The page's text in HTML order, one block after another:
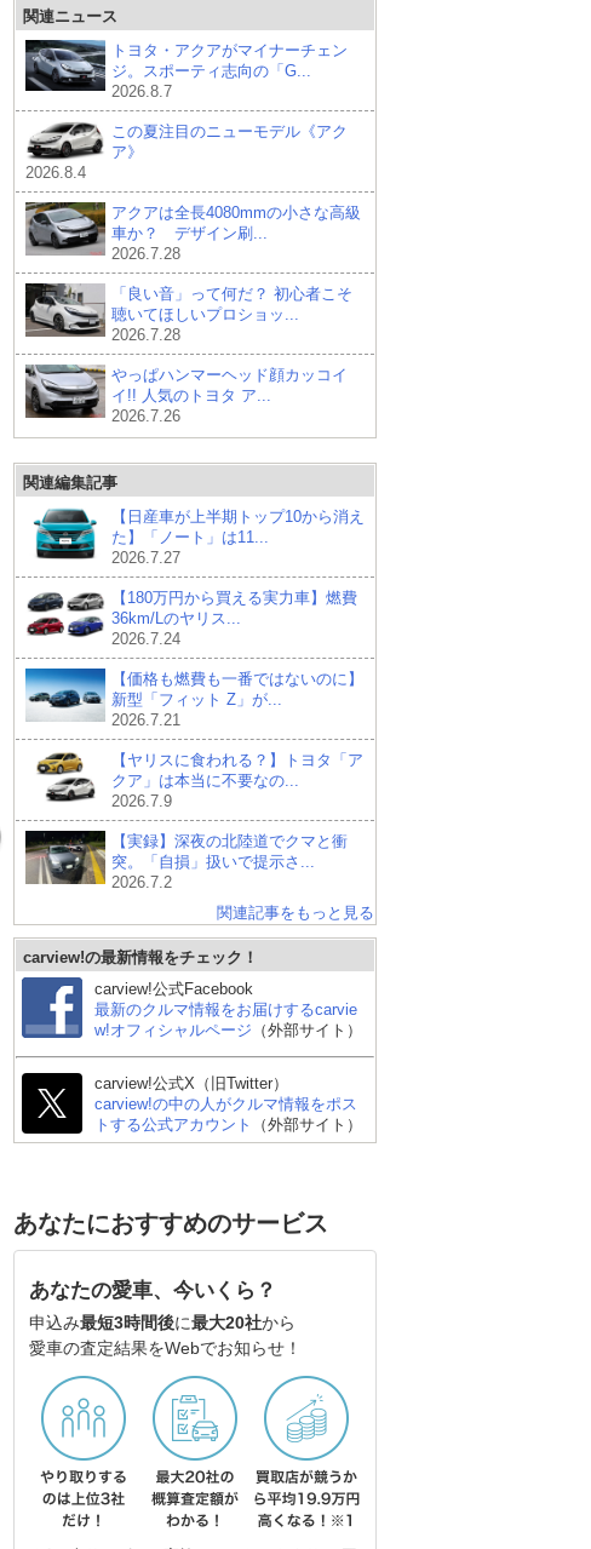
ダイハツ ミライース スズキ アルトラパン
関連ニュース
トヨタ・アクアがマイナーチェン
ジ。スポーティ志向の「G...
2026.8.7
この夏注目のニューモデル《アク
ア》
2026.8.4
アクアは全長4080mmの小さな高級
車か？ デザイン刷...
2026.7.28
「良い音」って何だ？ 初心者こそ
聴いてほしいプロショッ...
2026.7.28
やっぱハンマーヘッド顔カッコイ
イ!! 人気のトヨタ ア...
2026.7.26
関連編集記事
【日産車が上半期トップ10から消え
た】「ノート」は11...
2026.7.27
【180万円から買える実力車】燃費
36km/Lのヤリス...
2026.7.24
【価格も燃費も一番ではないのに】
新型「フィット Z」が...
2026.7.21
【ヤリスに食われる？】トヨタ「ア
クア」は本当に不要なの...
2026.7.9
【実録】深夜の北陸道でクマと衝
突。「自損」扱いで提示さ...
2026.7.2
関連記事をもっと見る
carview!の最新情報をチェック！
carview!公式Facebook
最新のクルマ情報をお届けするcarvie
w!オフィシャルページ （外部サイト）
carview!公式X（旧Twitter）
carview!の中の人がクルマ情報をポス
トする公式アカウント
（外部サイト）
あなたにおすすめのサービス
あなたの愛車、今いくら？
申込み最短3時間後に最大20社から
愛車の査定結果をWebでお知らせ！